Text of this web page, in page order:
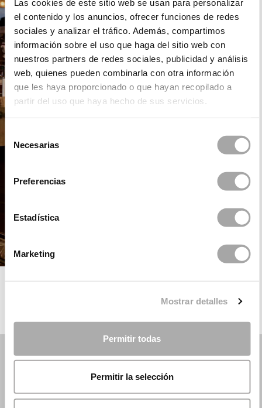
Las cookies de este sitio web se usan para personalizar
el contenido y los anuncios, ofrecer funciones de redes
sociales y analizar el tráfico. Además, compartimos
información sobre el uso que haga del sitio web con
nuestros partners de redes sociales, publicidad y análisis
web, quienes pueden combinarla con otra información
que les haya proporcionado o que hayan recopilado a
partir del uso que haya hecho de sus servicios.
de Necesarias
Preferencias
Estadística
Marketing
Mostrar detalles
Permitir todas
Permitir la selección